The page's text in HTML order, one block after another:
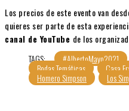
Los precios de este evento van
quieres ser parte de esta
canal de YouTube de los
TAGS:
#AlbertoMayo2021
Bodas Temáticas Casa
Homero Simpson Los